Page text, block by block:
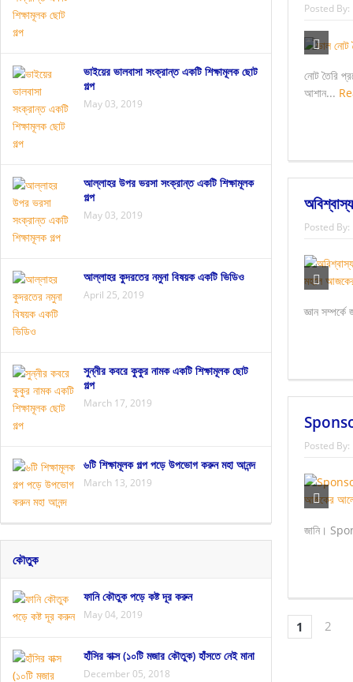
Posted By:
নোট তৈরি
আশান...
Posted By:
জ্ঞান
Posted By:
জানি।
1 2
ভাইয়ের ভালবাসা সংক্রান্ত একটি শিক্ষামূলক ছোট
গল্প
May 03, 2019
আল্লাহর উপর ভরসা সংক্রান্ত একটি শিক্ষামূলক
গল্প
May 03, 2019
আল্লাহর কুদরতের নমুনা বিষয়ক একটি ভিডিও
April 25, 2019
সুন্নীর কবরে কুকুর নামক একটি শিক্ষামূলক ছোট
গল্প
March 17, 2019
৬টি শিক্ষামূলক গল্প পড়ে উপভোগ করুন মহা আনন্দ
March 13, 2019
কৌতুক
ফানি কৌতুক পড়ে কষ্ট দূর করুন
May 04, 2019
হাঁসির বাক্স (১০টি মজার কৌতুক) হাঁসতে নেই মানা
December 05, 2018